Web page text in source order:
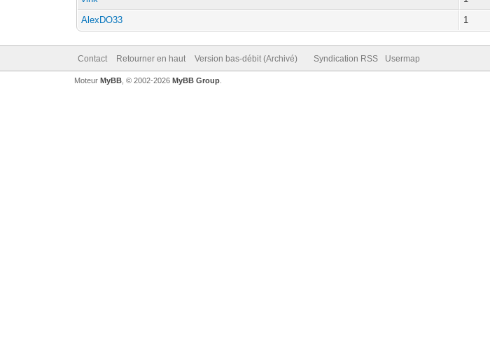
AlexDO33
1
Contact Retourner en haut Version bas-débit (Archivé) Syndication RSS Usermap
Moteur MyBB, © 2002-2026 MyBB Group.